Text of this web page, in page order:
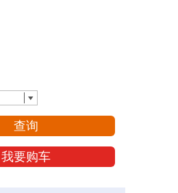
查询
我要购车